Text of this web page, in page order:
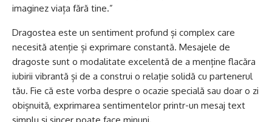
imaginez viața fără tine.”
Dragostea este un sentiment profund și complex care
necesită atenție și exprimare constantă. Mesajele de
dragoste sunt o modalitate excelentă de a menține flacăra
iubirii vibrantă și de a construi o relație solidă cu partenerul
tău. Fie că este vorba despre o ocazie specială sau doar o zi
obișnuită, exprimarea sentimentelor printr-un mesaj text
simplu și sincer poate face minuni.